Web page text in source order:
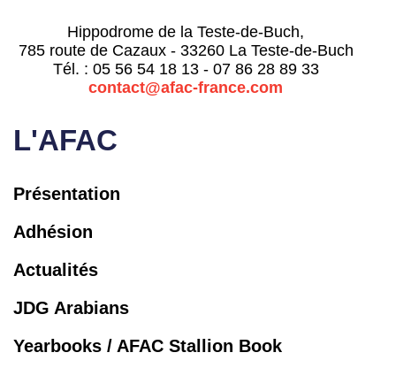
L'AFAC
Présentation
Adhésion
Actualités
JDG Arabians
Yearbooks / AFAC Stallion Book
Hippodrome de la Teste-de-Buch,
785 route de Cazaux - 33260 La Teste-de-Buch
Tél. : 05 56 54 18 13 - 07 86 28 89 33
contact@afac-france.com